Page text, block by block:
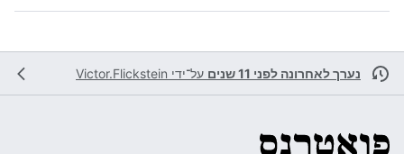
נערך לאחרונה לפני 11 שנים על־ידי Victor.Flickstein